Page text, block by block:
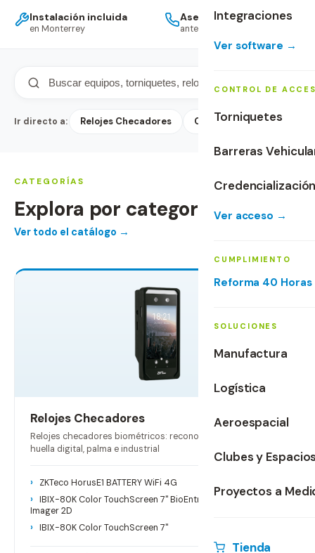
Integraciones
Ver software →
CONTROL DE
Torniquetes
Barreras
Ver acceso →
CUMPLIMIENTO
Reforma 40
SOLUCIONES
Manufactura
Logística
Aeroespacial
Clubes y
Proyectos a
Tienda
Tu hardware listo
para la reforma 40 horas.
A partir del 1 de enero de 2027 todas las empresas
Calcular mi impacto →
148
días restantes
¿+50 empleados?
Te cotizamos a la medida.
Nuestro equipo en Monterrey arma una propuesta
Solicitar cotización →
25+
años en México
Instalación incluida
en Monterrey
Asesoría sin costo
antes y después
Ir directo a: Relojes Checadores Control de Acceso
CATEGORÍAS
Explora por categoría
Ver todo el catálogo →
52 productos
Relojes Checadores
Relojes checadores biométricos: reconocimiento facial,
huella digital, palma e industrial
ZKTeco HorusE1 BATTERY WiFi 4G
IBIX-80K Color TouchScreen 7" BioEntry-BarCodeQR
Imager 2D
IBIX-80K Color TouchScreen 7"